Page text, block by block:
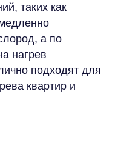
таких как
а по
нагрев
подходят для
квартир и